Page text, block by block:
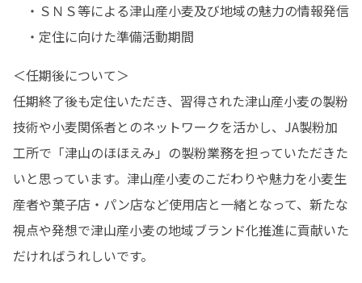
・ＳＮＳ等による津山産小麦及び地域の魅力の情報発信
・定住に向けた準備活動期間
＜任期後について＞
任期終了後も定住いただき、習得された津山産小麦の製粉
技術や小麦関係者とのネットワークを活かし、JA製粉加
工所で「津山のほほえみ」の製粉業務を担っていただきた
いと思っています。津山産小麦のこだわりや魅力を小麦生
産者や菓子店・パン店など使用店と一緒となって、新たな
視点や発想で津山産小麦の地域ブランド化推進に貢献いた
だければうれしいです。